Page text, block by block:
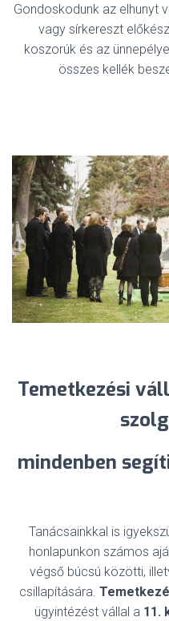
Gondoskodunk az elhunyt
vagy sírkereszt
koszorúk és az
összes kellék
Temetkezési
mindenben
Tanácsainkkal is
honlapunkon számos
végső búcsú közötti,
csillapítására.
ügyintézést vállal a 11.